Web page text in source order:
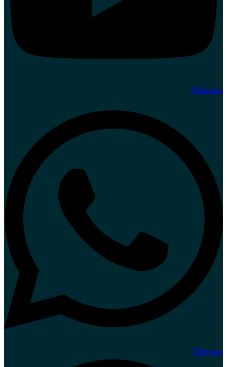
Whatsapp
Telegram